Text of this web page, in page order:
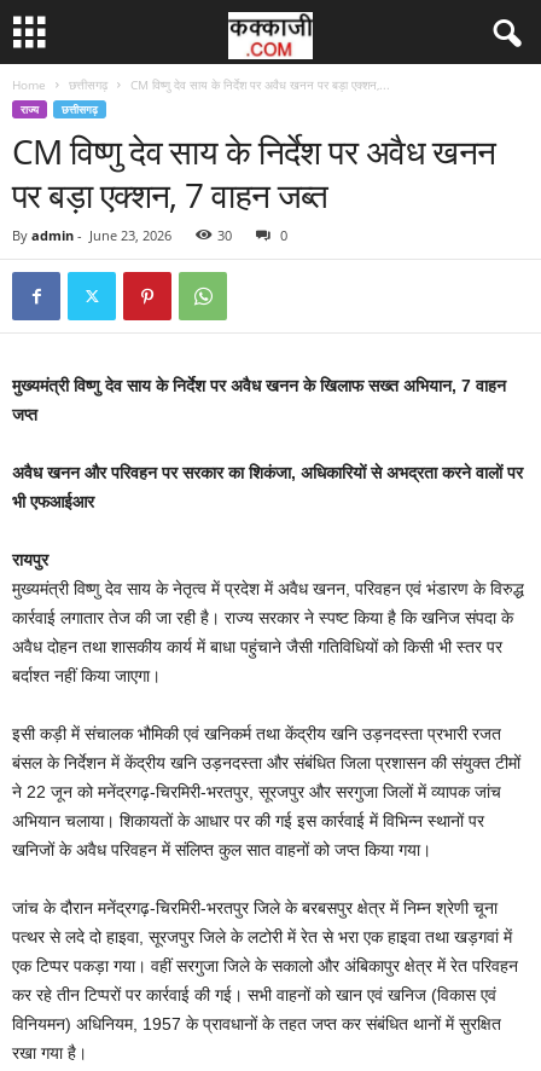
Home छत्तीसगढ़ CM विष्णु देव साय के निर्देश पर अवैध खनन पर बड़ा एक्शन,...
राज्य छत्तीसगढ़
CM विष्णु देव साय के निर्देश पर अवैध खनन
पर बड़ा एक्शन, 7 वाहन जब्त
By admin - June 23, 2026 30 0
मुख्यमंत्री विष्णु देव साय के निर्देश पर अवैध खनन के खिलाफ सख्त अभियान, 7 वाहन
जप्त
अवैध खनन और परिवहन पर सरकार का शिकंजा, अधिकारियों से अभद्रता करने वालों पर
भी एफआईआर
रायपुर
मुख्यमंत्री विष्णु देव साय के नेतृत्व में प्रदेश में अवैध खनन, परिवहन एवं भंडारण के विरुद्ध
कार्रवाई लगातार तेज की जा रही है। राज्य सरकार ने स्पष्ट किया है कि खनिज संपदा के
अवैध दोहन तथा शासकीय कार्य में बाधा पहुंचाने जैसी गतिविधियों को किसी भी स्तर पर
बर्दाश्त नहीं किया जाएगा।
इसी कड़ी में संचालक भौमिकी एवं खनिकर्म तथा केंद्रीय खनि उड़नदस्ता प्रभारी रजत
बंसल के निर्देशन में केंद्रीय खनि उड़नदस्ता और संबंधित जिला प्रशासन की संयुक्त टीमों
ने 22 जून को मनेंद्रगढ़-चिरमिरी-भरतपुर, सूरजपुर और सरगुजा जिलों में व्यापक जांच
अभियान चलाया। शिकायतों के आधार पर की गई इस कार्रवाई में विभिन्न स्थानों पर
खनिजों के अवैध परिवहन में संलिप्त कुल सात वाहनों को जप्त किया गया।
जांच के दौरान मनेंद्रगढ़-चिरमिरी-भरतपुर जिले के बरबसपुर क्षेत्र में निम्न श्रेणी चूना
पत्थर से लदे दो हाइवा, सूरजपुर जिले के लटोरी में रेत से भरा एक हाइवा तथा खड़गवां में
एक टिप्पर पकड़ा गया। वहीं सरगुजा जिले के सकालो और अंबिकापुर क्षेत्र में रेत परिवहन
कर रहे तीन टिप्परों पर कार्रवाई की गई। सभी वाहनों को खान एवं खनिज (विकास एवं
विनियमन) अधिनियम, 1957 के प्रावधानों के तहत जप्त कर संबंधित थानों में सुरक्षित
रखा गया है।